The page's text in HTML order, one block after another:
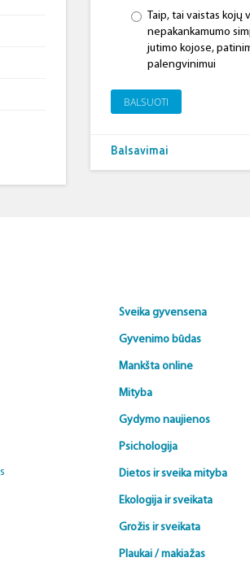
Taip, tai vaistas kojų
nepakankamumo
jutimo kojose,
palengvinimui
BALSUOTI
Balsavimai
Sveika gyvensena
Gyvenimo būdas
Mankšta online
Mityba
Gydymo naujienos
Psichologija
Dietos ir sveika mityba
Ekologija ir sveikata
Grožis ir sveikata
Plaukai / makiažas